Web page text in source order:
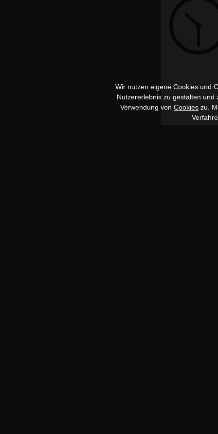
Wir nutzen eigene Cookies und
Nutzererlebnis zu gestalten
Verwendung von Cookies zu.